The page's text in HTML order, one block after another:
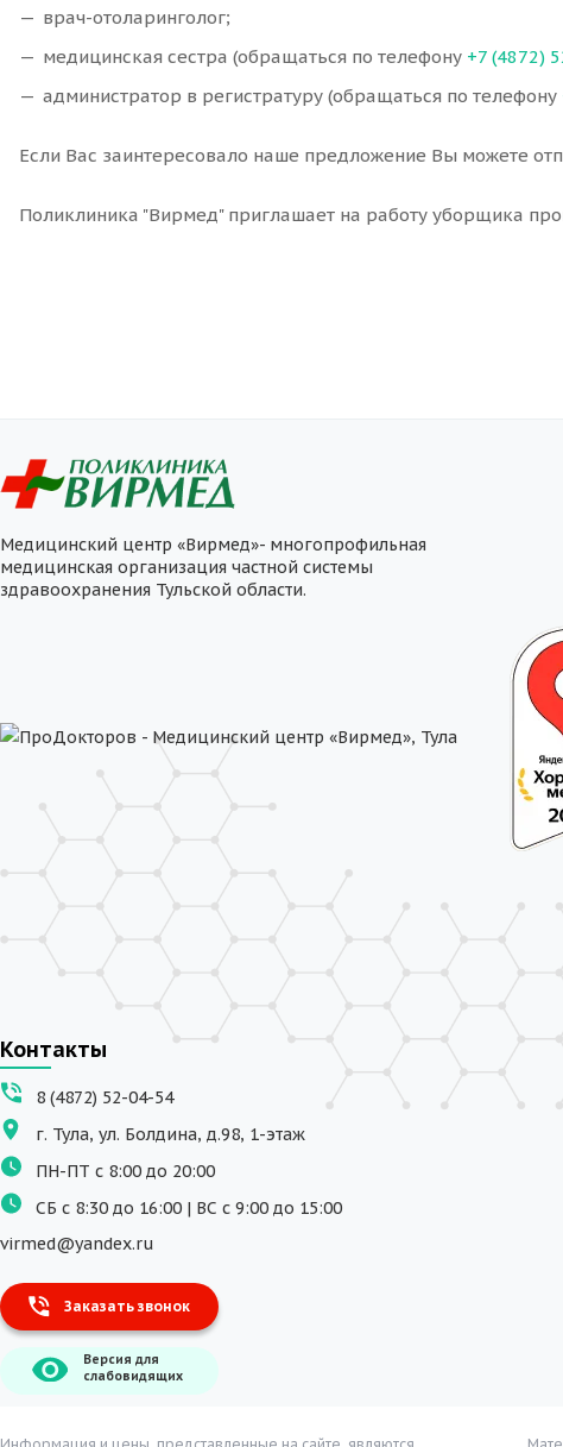
врач-отоларинголог;
медицинская сестра (обращаться по телефону +7 (4872)
администратор в регистратуру (обращаться по телефону
Если Вас заинтересовало наше предложение Вы можете
Поликлиника "Вирмед" приглашает на работу уборщика
Медицинский центр «Вирмед»- многопрофильная
медицинская организация частной системы
здравоохранения Тульской области.
Контакты
8 (4872) 52-04-54
г. Тула, ул. Болдина, д.98, 1-этаж
ПН-ПТ с 8:00 до 20:00
СБ с 8:30 до 16:00 | ВС с 9:00 до 15:00
virmed@yandex.ru
Заказать звонок
Версия для
слабовидящих